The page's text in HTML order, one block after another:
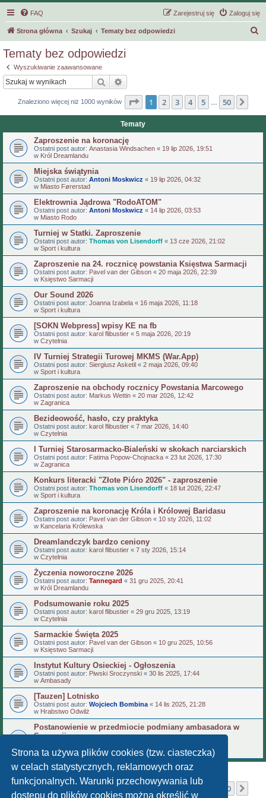
Strona ta używa plików cookies (tzw. ciasteczka)
w celach statystycznych, reklamowych oraz
funkcjonalnych. Warunki przechowywania lub
dostępu do plików cookies można określić w
FAQ Zaloguj się
Zarejestruj się
Strona główna Szukaj Tematy bez odpowiedzi
Tematy bez odpowiedzi
Wyszukiwanie zaawansowane
Szukaj
Znaleziono więcej niż 1000 wyników Strona z50
1 2 3 4 5 50
Tematy
Zaproszenie na koronację
Ostatni post autor: Anastasia Windsachen « 19 lip 2026, 19:51
w Król Dreamlandu
Miejska świątynia
Ostatni post autor: Antoni Moskwicz « 19 lip 2026, 04:32
w Miasto Førerstad
Elektrownia Jądrowa "RodoATOM"
Ostatni post autor: Antoni Moskwicz « 14 lip 2026, 03:53
w Miasto Rodo
Turniej w Statki. Zaproszenie
Ostatni post autor: Thomas von Lisendorff « 13 cze 2026, 21:02
w Sport i kultura
Zaproszenie na 24. rocznicę powstania Księstwa Sarmacji
Ostatni post autor: Pavel van der Gibson « 20 maja 2026, 22:39
w Księstwo Sarmacji
Our Sound 2026
Ostatni post autor: Joanna Izabela « 16 maja 2026, 11:18
w Sport i kultura
[SOKN Webpress] wpisy KE na fb
Ostatni post autor: karol flibustier « 5 maja 2026, 20:19
w Czytelnia
IV Turniej Strategii Turowej MKMS (War.App)
Ostatni post autor: Siergiusz Asketil « 2 maja 2026, 09:40
w Sport i kultura
Zaproszenie na obchody rocznicy Powstania Marcowego
Ostatni post autor: Markus Wettin « 20 mar 2026, 12:42
w Zagranica
Bezideowość, hasło, czy praktyka
Ostatni post autor: karol flibustier « 7 mar 2026, 14:40
w Czytelnia
I Turniej Starosarmacko-Bialeński w skokach narciarskich
Ostatni post autor: Fatima Popow-Chojnacka « 23 lut 2026, 17:30
w Zagranica
Konkurs literacki "Złote Pióro 2026" - zaproszenie
Ostatni post autor: Thomas von Lisendorff « 18 lut 2026, 22:47
w Sport i kultura
Zaproszenie na koronację Króla i Królowej Baridasu
Ostatni post autor: Pavel van der Gibson « 10 sty 2026, 11:02
w Kancelaria Królewska
Dreamlandczyk bardzo ceniony
Ostatni post autor: karol flibustier « 7 sty 2026, 15:14
w Czytelnia
Życzenia noworoczne 2026
Ostatni post autor: Tannegard « 31 gru 2025, 20:41
w Król Dreamlandu
Podsumowanie roku 2025
Ostatni post autor: karol flibustier « 29 gru 2025, 13:19
w Czytelnia
Sarmackie Święta 2025
Ostatni post autor: Pavel van der Gibson « 10 gru 2025, 10:56
w Księstwo Sarmacji
Instytut Kultury Osieckiej - Ogłoszenia
Ostatni post autor: Piwski Sroczynski « 30 lis 2025, 17:44
w Ambasady
[Tauzen] Lotnisko
Ostatni post autor: Wojciech Bombina « 14 lis 2025, 21:28
w Hrabstwo Odwilż
Postanowienie w przedmiocie podmiany ambasadora w
Sarmacji
w Ogłoszenia urzędowe
Znaleziono więcej niż 1000 wyników Strona1z50 50